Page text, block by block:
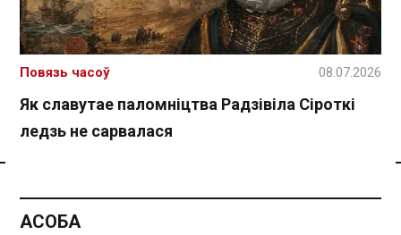
Як славутае паломніцтва Радзівіла Сіроткі
ледзь не сарвалася
Повязь часоў 08.07.2026
АСОБА